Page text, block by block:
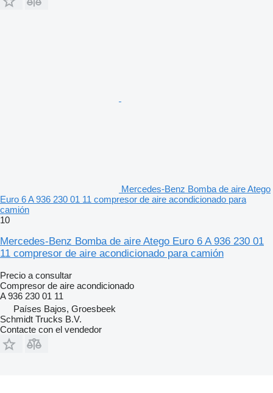
Mercedes-Benz Bomba de aire Atego
Euro 6 A 936 230 01 11 compresor de aire acondicionado para
camión
10
Mercedes-Benz Bomba de aire Atego Euro 6 A 936 230 01
11 compresor de aire acondicionado para camión
Precio a consultar
Compresor de aire acondicionado
A 936 230 01 11
Países Bajos, Groesbeek
Schmidt Trucks B.V.
Contacte con el vendedor